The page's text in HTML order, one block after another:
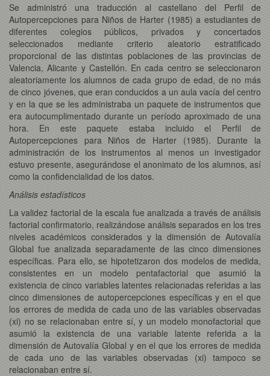
Se administró una traducción al castellano del Perfil de
Autopercepciones para Niños de Harter (1985) a estudiantes de
diferentes colegios públicos, privados y concertados
seleccionados mediante criterio aleatorio estratificado
proporcional de las distintas poblaciones de las provincias de
Valencia, Alicante y Castellón. En cada centro se seleccionaron
aleatoriamente los alumnos de cada grupo de edad, de no más
de cinco jóvenes, que eran conducidos a un aula vacía del centro
y en la que se les administraba un paquete de instrumentos que
era autocumplimentado durante un período aproximado de una
hora. En este paquete estaba incluido el Perfil de
Autopercepciones para Niños de Harter (1985). Durante la
administración de los instrumentos al menos un investigador
estuvo presente, asegurándose el anonimato de los alumnos, así
como la confidencialidad de los datos.
Análisis estadísticos
La validez factorial de la escala fue analizada a través de análisis
factorial confirmatorio, realizándose análisis separados en los tres
niveles académicos considerados y la dimensión de Autovalía
Global fue analizada separadamente de las cinco dimensiones
específicas. Para ello, se hipotetizaron dos modelos de medida,
consistentes en un modelo pentafactorial que asumió la
existencia de cinco variables latentes relacionadas referidas a las
cinco dimensiones de autopercepciones específicas y en el que
los errores de medida de cada uno de las variables observadas
(xi) no se relacionaban entre sí, y un modelo monofactorial que
asumió la existencia de una variable latente referida a la
dimensión de Autovalía Global y en el que los errores de medida
de cada uno de las variables observadas (xi) tampoco se
relacionaban entre sí.